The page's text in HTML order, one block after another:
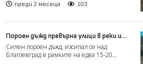
преди 2 месеца 103
Пороен дъжд превърна улици в реки и
наводни домове в Благоевград (видео)
Силен пороен дъжд, изсипал се над
Благоевград в рамките на едва 15-20